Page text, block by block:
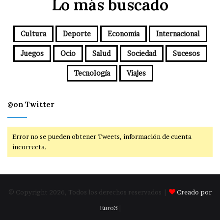
Lo más buscado
Cultura Deporte Economia Internacional
Juegos Ocio Salud Sociedad Sucesos
Tecnología Viajes
@on Twitter
Error no se pueden obtener Tweets, información de cuenta
incorrecta.
© Copyright 2026, Todos los derechos reservados |
Creado por
Euro3